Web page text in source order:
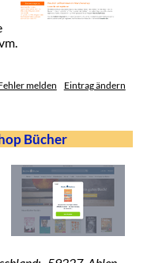
melden Eintrag ändern
Bücher